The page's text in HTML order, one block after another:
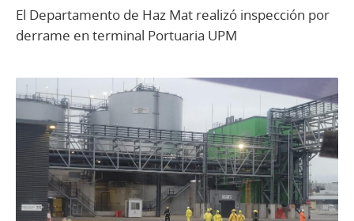
El Departamento de Haz Mat realizó inspección por
derrame en terminal Portuaria UPM